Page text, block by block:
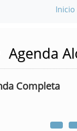
Inicio
Agenda
Completa